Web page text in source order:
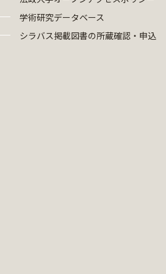
学術研究データベース
シラバス掲載図書の所蔵確認・申込